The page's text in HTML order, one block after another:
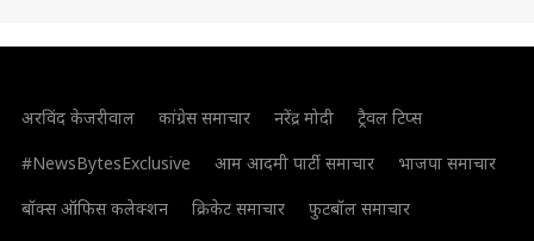
अरविंद केजरीवाल कांग्रेस समाचार नरेंद्र मोदी
ट्रैवल टिप्स
#NewsBytesExclusive
आम आदमी पार्टी समाचार
भाजपा समाचार
बॉक्स ऑफिस कलेक्शन
क्रिकेट समाचार
फुटबॉल समाचार